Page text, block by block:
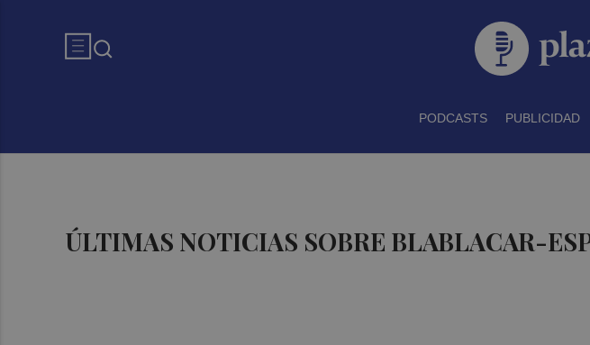
PODCASTS PUBLICIDAD
ÚLTIMAS NOTICIAS SOBRE BLABLACAR-